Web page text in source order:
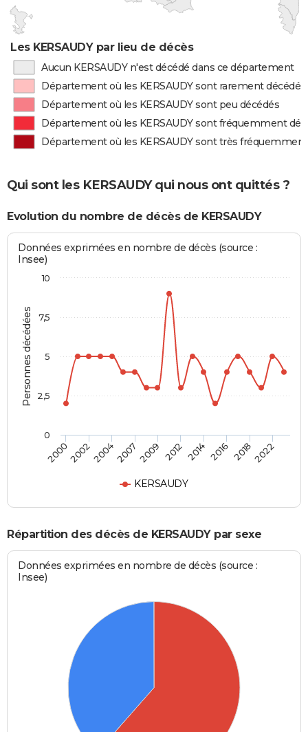
Les KERSAUDY par lieu de décès
Aucun KERSAUDY n'est décédé dans ce département
Département où les KERSAUDY sont rarement décédés
Département où les KERSAUDY sont peu décédés
Département où les KERSAUDY sont fréquemment
Département où les KERSAUDY sont très
Qui sont les KERSAUDY qui nous ont quittés ?
Evolution du nombre de décès de KERSAUDY
Personnes décédées
Données exprimées en nombre de décès (source :
Insee)
KERSAUDY
20002002200420072009 2012 2014 2016 20182022
0
10
2,5
5
7,5
Répartition des décès de KERSAUDY par sexe
Données exprimées en nombre de décès (source :
Insee)